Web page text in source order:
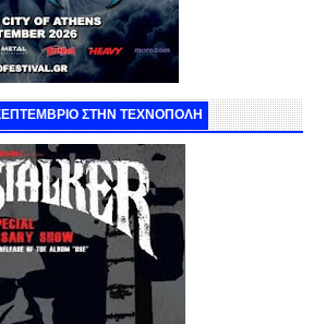
ΣΕΠΤΕΜΒΡΙΟ ΣΤΗΝ ΤΕΧΝΟΠΟΛΗ